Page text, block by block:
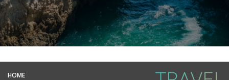
HOME